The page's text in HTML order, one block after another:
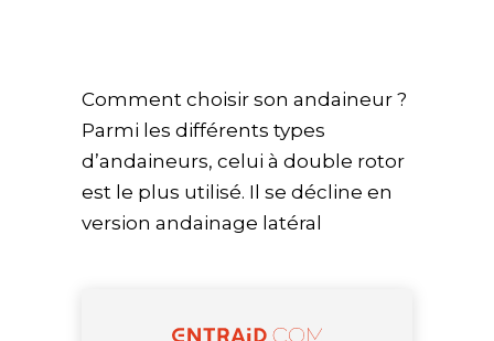
Comment choisir son andaineur ?
Parmi les différents types
d’andaineurs, celui à double rotor
est le plus utilisé. Il se décline en
version andainage latéral